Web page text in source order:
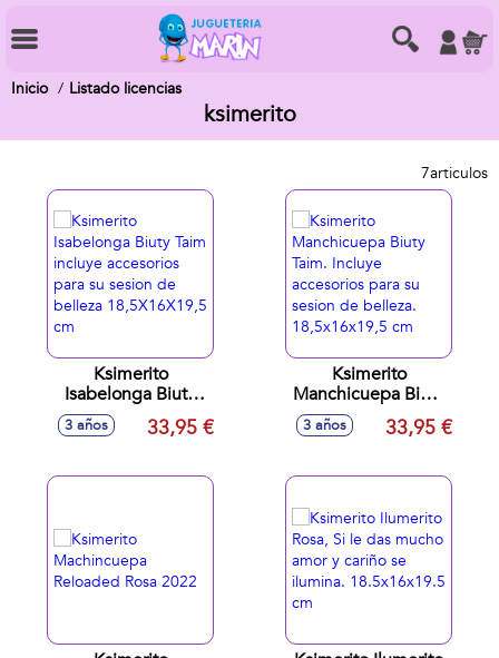
Inicio Listado licencias
ksimerito
7articulos
Ksimerito
Isabelonga Biuty
Taim incluye
accesorios para su
18,5X16X19,5 cm
3 años 33,95 €
Ksimerito
Manchicuepa Biuty
Taim. Incluye
accesorios para su
18,5x16x19,5 cm
3 años 33,95 €